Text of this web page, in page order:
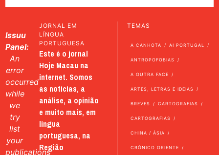
Issuu
Panel:
An
error
occurred
while
we
try
list
your
publications
JORNAL EM
LÍNGUA
PORTUGUESA
Este é o jornal
Hoje Macau na
internet. Somos
as notícias, a
análise, a opinião
e muito mais, em
língua
portuguesa, na
Região
TEMAS
A CANHOTA AI PORTUGAL
ANTROPOFOBIAS
A OUTRA FACE
ARTES, LETRAS E IDEIAS
BREVES CARTOGRAFIAS
CARTOGRAFIAS
CHINA / ÁSIA
CRÓNICO ORIENTE